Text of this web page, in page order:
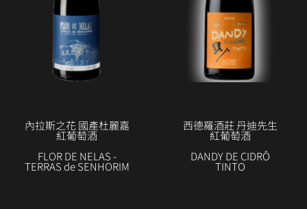
內拉斯之花 國產杜麗嘉
紅葡萄酒
FLOR DE NELAS -
TERRAS de SENHORIM
西德羅酒莊 丹迪先生
紅葡萄酒
DANDY DE CIDRÔ
TINTO